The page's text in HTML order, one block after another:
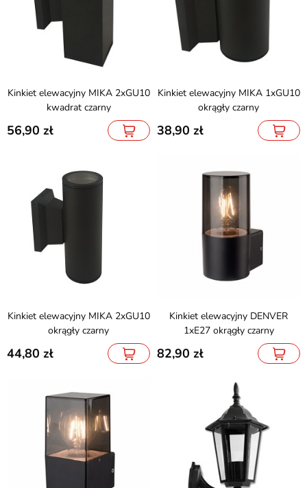
Kinkiet elewacyjny MIKA 2xGU10
kwadrat czarny
56,90
Kinkiet elewacyjny MIKA 1xGU10
okrągły czarny
38,90
Kinkiet elewacyjny MIKA 2xGU10
okrągły czarny
44,80
Kinkiet elewacyjny DENVER
1xE27 okrągły czarny
82,90